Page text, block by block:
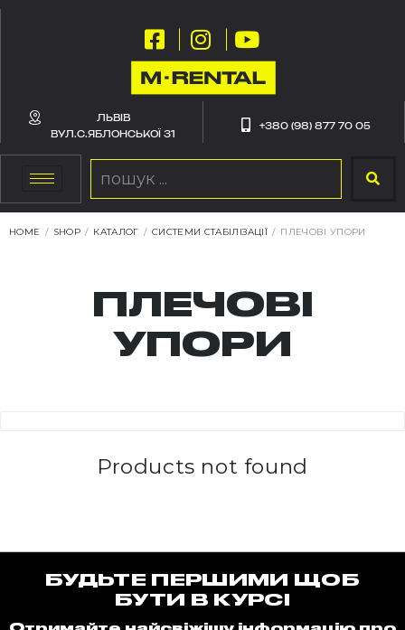
ЛЬВІВ
ВУЛ.С.ЯБЛОНСЬКОЇ 31
+380 (98) 877 70 05
HOME / SHOP / КАТАЛОГ / СИСТЕМИ СТАБІЛІЗАЦІЇ / ПЛЕЧОВІ УПОРИ
ПЛЕЧОВІ
УПОРИ
Products not found
БУДЬТЕ ПЕРШИМИ ЩОБ
БУТИ В КУРСІ